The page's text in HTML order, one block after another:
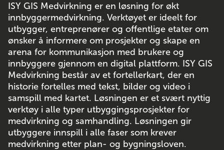
ISY GIS Medvirkning er en løsning for økt
innbyggermedvirkning. Verktøyet er ideelt for
utbygger, entreprenører og offentlige etater om
ønsker å informere om prosjekter og skape en
arena for kommunikasjon med brukere og
innbyggere gjennom en digital plattform. ISY GIS
Medvirkning består av et fortellerkart, der en
historie fortelles med tekst, bilder og video i
samspill med kartet. Løsningen er et svært nyttig
verktøy i alle typer utbyggingsprosjekter for
medvirkning og samhandling. Løsningen gir
utbyggere innspill i alle faser som krever
medvirkning etter plan- og bygningsloven.